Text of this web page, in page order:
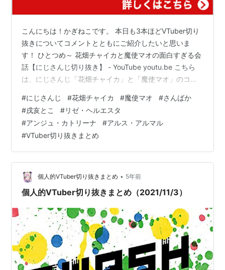
こんにちは！かぎねこです。 本日も3本ほどVTuber切り
抜きについてコメントとともにご紹介したいと思いま
す！ ひとつめ～ 花畑チャイカと魔使マオの面白すぎる会
話【にじさんじ切り抜き】 - YouTube youtu.be こちら
は、にじさんじ「花畑チャイカ」と「魔使マオ」のコラ
ン上がるは、｢豹変｣だからな() まちゅ…いい先輩を持っ
たな…（この2人の絡み大好き） チャイチャイはテンショ
ンが「上がる」っていうより「狂い上がる」感じのこと
が多い印象 Wonder NeverLand (卯月コウ, シスター・ク
レア, 月ノ美兎, 花畑チャイカ, …
#にじさんじ #花畑チャイカ #魔使マオ #さんばか
#戌亥とこ #リゼ・ヘルエスタ
#アンジュ・カトリーナ #アルス・アルマル
#VTuber切り抜きまとめ
個人的VTuber切り抜きまとめ • 5年前
個人的VTuber切り抜きまとめ（2021/11/3）